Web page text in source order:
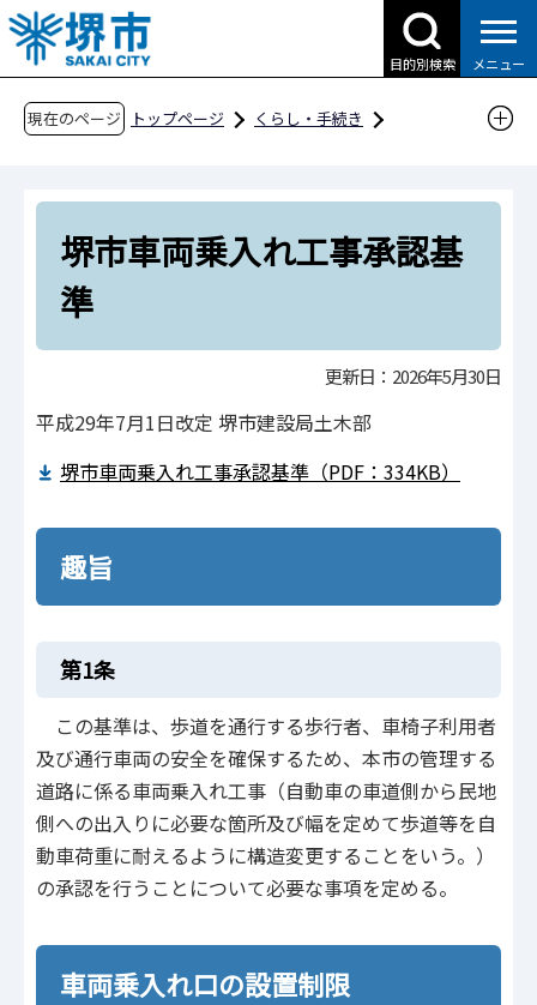
こ
の
ペ
目的別検索 メニュー
現在のページ トップページ
くらし・手続き
堺市車両乗入れ工事承認基準
堺市車両乗入れ工事承認基
準
更新日：2026年5月30日
平成29年7月1日改定 堺市建設局土木部
堺市車両乗入れ工事承認基準（PDF：334KB）
趣旨
第1条
この基準は、歩道を通行する歩行者、車椅子利用者
及び通行車両の安全を確保するため、本市の管理する
道路に係る車両乗入れ工事（自動車の車道側から民地
側への出入りに必要な箇所及び幅を定めて歩道等を自
動車荷重に耐えるように構造変更することをいう。）
の承認を行うことについて必要な事項を定める。
車両乗入れ口の設置制限